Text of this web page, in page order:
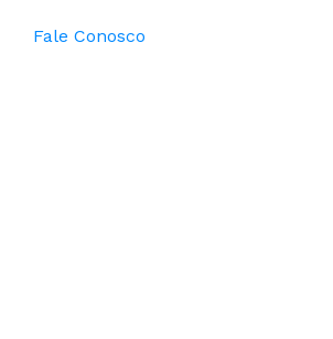
Fale Conosco